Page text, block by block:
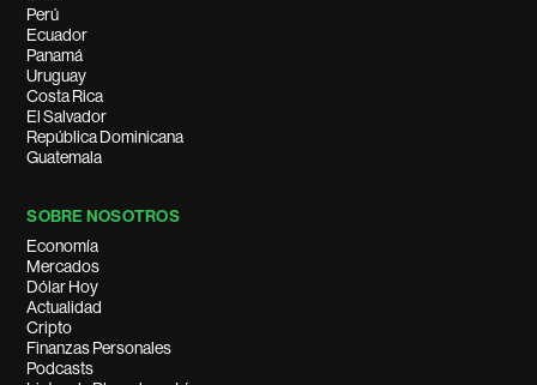
Perú
Ecuador
Panamá
Uruguay
Costa Rica
El Salvador
República Dominicana
Guatemala
SOBRE NOSOTROS
Economía
Mercados
Dólar Hoy
Actualidad
Cripto
Finanzas Personales
Podcasts